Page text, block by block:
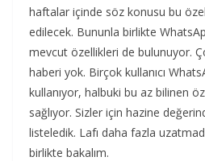
haftalar içinde söz konusu bu
edilecek. Bununla birlikte
mevcut özellikleri de bulunuyor.
haberi yok. Birçok kullanıcı
kullanıyor, halbuki bu az bilinen
sağlıyor. Sizler için hazine
listeledik. Lafı daha fazla
birlikte bakalım.